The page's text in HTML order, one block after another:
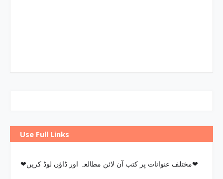
Use Full Links
❤مختلف عنوانات پر کتب آن لائن مطالعہ اور ڈاؤن لوڈ کریں❤